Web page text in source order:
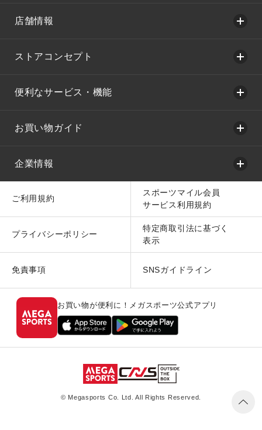
店舗情報
ストアコンセプト
便利なサービス・機能
お買い物ガイド
企業情報
ご利用規約
スポーツマイル会員
サービス利用規約
プライバシーポリシー
特定商取引法に基づく
表示
免責事項 SNSガイドライン
お買い物が便利に！メガスポーツ公式アプリ
© Megasports Co. Ltd. All Rights Reserved.